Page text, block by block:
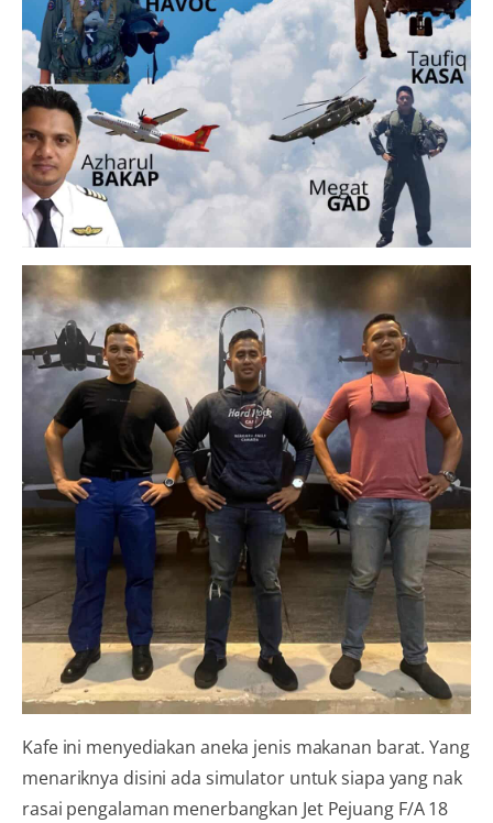
Kafe ini menyediakan aneka jenis makanan barat. Yang
menariknya disini ada simulator untuk siapa yang nak
rasai pengalaman menerbangkan Jet Pejuang F/A 18